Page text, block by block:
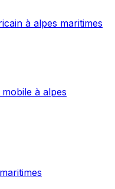
à alpes maritimes
mobile à alpes